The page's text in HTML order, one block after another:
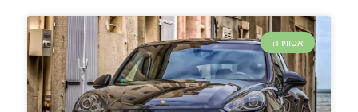
אסווירה